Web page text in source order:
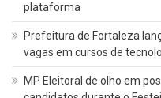
plataforma
Prefeitura de Fortaleza
vagas em cursos de
MP Eleitoral de olho em